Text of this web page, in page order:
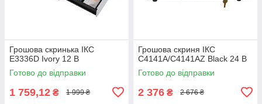
Грошова скринька ІКС
E3336D Ivory 12 В
Готово до відправки
1 759,12 ₴ 1 999 ₴
Грошова скриня ІКС
C4141A/C4141AZ Black 24 В
Готово до відправки
2 376 ₴ 2 676 ₴